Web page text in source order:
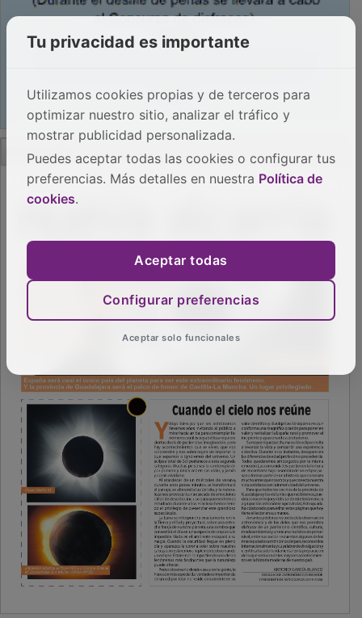
PUBLICIDAD
Tu privacidad es importante
Utilizamos cookies propias y de terceros para
optimizar nuestro sitio, analizar el tráfico y
mostrar publicidad personalizada.
Puedes aceptar todas las cookies o configurar tus
preferencias. Más detalles en nuestra Política de
cookies.
Aceptar todas
Configurar preferencias
Aceptar solo funcionales